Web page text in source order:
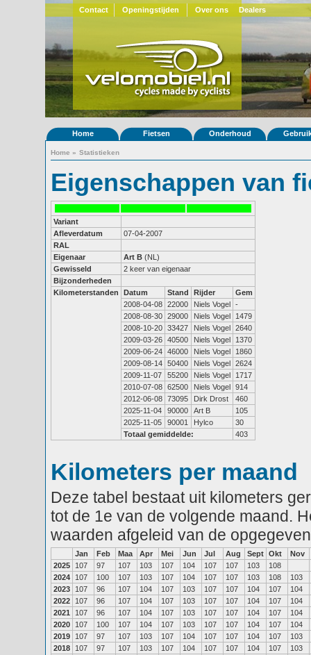
Contact Openingstijden Over ons Dealers
Home Fietsen Onderhoud
Home » Statistieken
Eigenschappen van
Variant
Afleverdatum
07-04-2007
RAL
Eigenaar
Art B (NL)
Gewisseld
2 keer van eigenaar
Bijzonderheden
Kilometerstanden
Datum Stand Rijder
Gem
2008-04-08 22000 Niels Vogel -
2008-08-30 29000 Niels Vogel
1479
2008-10-20 33427 Niels Vogel 2640
2009-03-26 40500 Niels Vogel
1370
2009-06-24 46000 Niels Vogel
1860
2009-08-14 50400 Niels Vogel 2624
2009-11-07
55200 Niels Vogel
1717
2010-07-08 62500 Niels Vogel 914
2012-06-08 73095 Dirk Drost
460
2025-11-04
90000 Art B
105
2025-11-05
90001 Hylco
30
Totaal gemiddelde:
403
Kilometers per maand
Deze tabel bestaat uit kilometers
tot de 1e van de volgende maand.
waarden afgeleid van de
Jan Feb Maa Apr Mei Jun Jul Aug Sept Okt
Nov
2025
107 97 107 103 107 104 107 107 103
108
2024
107 100 107 103 107 104 107 107 103 108
103
2023
107 96 107 104 107 103 107 107 104 107
104
2022
107 96 107 104 107 103 107 107 104 107
104
2021
107 96 107 104 107 103 107 107 104 107
104
2020
107 100 107 104 107 103 107 107 104 107
104
2019
107 97 107 103 107 104 107 107 104 107
103
2018
107 97 107 103 107 104 107 107 104 107
103